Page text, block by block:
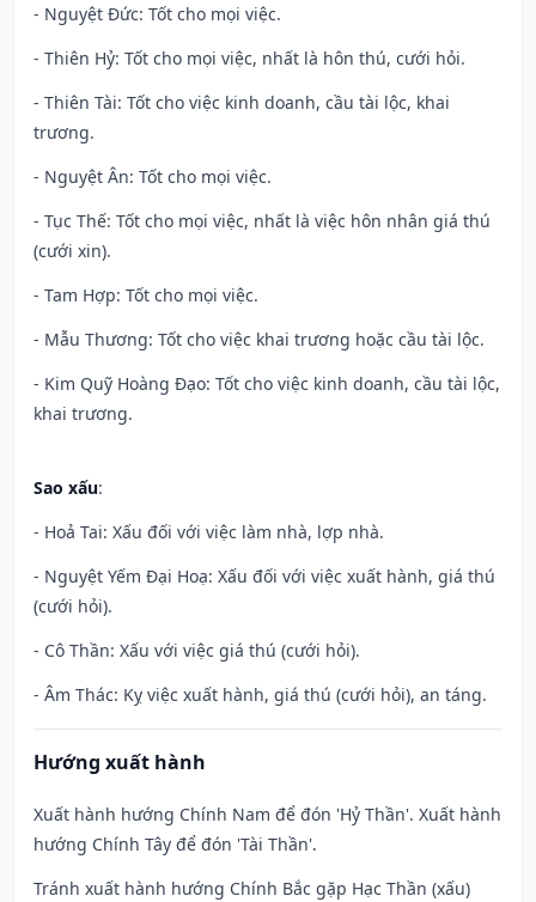
- Nguyệt Đức: Tốt cho mọi việc.
- Thiên Hỷ: Tốt cho mọi việc, nhất là hôn thú, cưới hỏi.
- Thiên Tài: Tốt cho việc kinh doanh, cầu tài lộc, khai
trương.
- Nguyệt Ân: Tốt cho mọi việc.
- Tục Thế: Tốt cho mọi việc, nhất là việc hôn nhân giá thú
(cưới xin).
- Tam Hợp: Tốt cho mọi việc.
- Mẫu Thương: Tốt cho việc khai trương hoặc cầu tài lộc.
- Kim Quỹ Hoàng Đạo: Tốt cho việc kinh doanh, cầu tài lộc,
khai trương.
Sao xấu:
- Hoả Tai: Xấu đối với việc làm nhà, lợp nhà.
- Nguyệt Yếm Đại Hoạ: Xấu đối với việc xuất hành, giá thú
(cưới hỏi).
- Cô Thần: Xấu với việc giá thú (cưới hỏi).
- Âm Thác: Kỵ việc xuất hành, giá thú (cưới hỏi), an táng.
Hướng xuất hành
Xuất hành hướng Chính Nam để đón 'Hỷ Thần'. Xuất hành
hướng Chính Tây để đón 'Tài Thần'.
Tránh xuất hành hướng Chính Bắc gặp Hạc Thần (xấu)